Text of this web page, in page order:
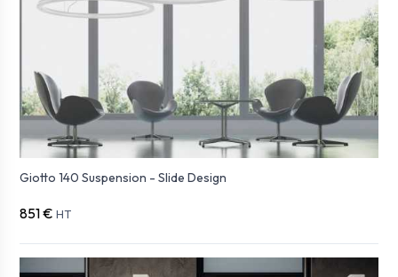
Giotto 140 Suspension - Slide Design
851 € HT